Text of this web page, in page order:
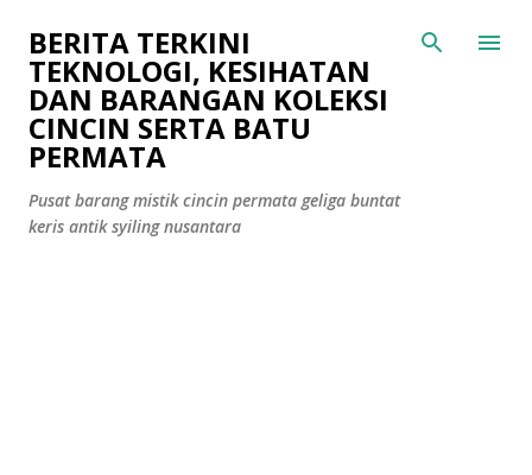
Langkau ke kandungan utama
BERITA TERKINI
TEKNOLOGI, KESIHATAN
DAN BARANGAN KOLEKSI
CINCIN SERTA BATU
PERMATA
Pusat barang mistik cincin permata geliga buntat
keris antik syiling nusantara